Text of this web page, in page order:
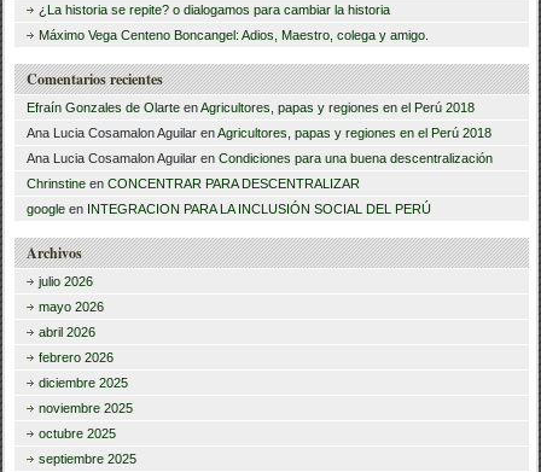
r ¿La historia se repite? o dialogamos para cambiar la historia
Máximo Vega Centeno Boncangel: Adios, Maestro, colega y amigo.
Comentarios recientes
Efraín Gonzales de Olarte enAgricultores, papas y regiones en el Perú 2018
Ana Lucia Cosamalon Aguilar enAgricultores, papas y regiones en el Perú 2018
Ana Lucia Cosamalon Aguilar enCondiciones para una buena descentralización
Chrinstine enCONCENTRAR PARA DESCENTRALIZAR
google en INTEGRACION PARA LA INCLUSIÓN SOCIAL DEL PERÚ
Archivos
julio 2026
mayo 2026
abril 2026
febrero 2026
diciembre 2025
noviembre 2025
octubre 2025
septiembre 2025